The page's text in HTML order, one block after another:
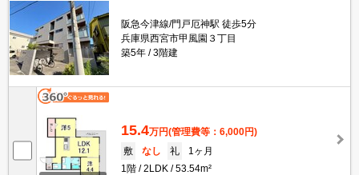
阪急今津線/門戸厄神駅 徒歩5分
兵庫県西宮市甲風園３丁目
築5年
3階建
15.4万円(管理費等：6,000円)
敷
なし 礼
1ヶ月
1階
2LDK 53.54m²